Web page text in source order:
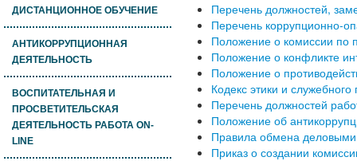
ДИСТАНЦИОННОЕ ОБУЧЕНИЕ
АНТИКОРРУПЦИОННАЯ
ДЕЯТЕЛЬНОСТЬ
ВОСПИТАТЕЛЬНАЯ И
ПРОСВЕТИТЕЛЬСКАЯ
ДЕЯТЕЛЬНОСТЬ РАБОТА ON-
LINE
Перечень должностей,
Перечень коррупционно-
Положение о комиссии по
Положение о конфликте
Положение о
Кодекс этики и
Перечень должностей
Положение об
Правила обмена деловыми
Приказ о создании